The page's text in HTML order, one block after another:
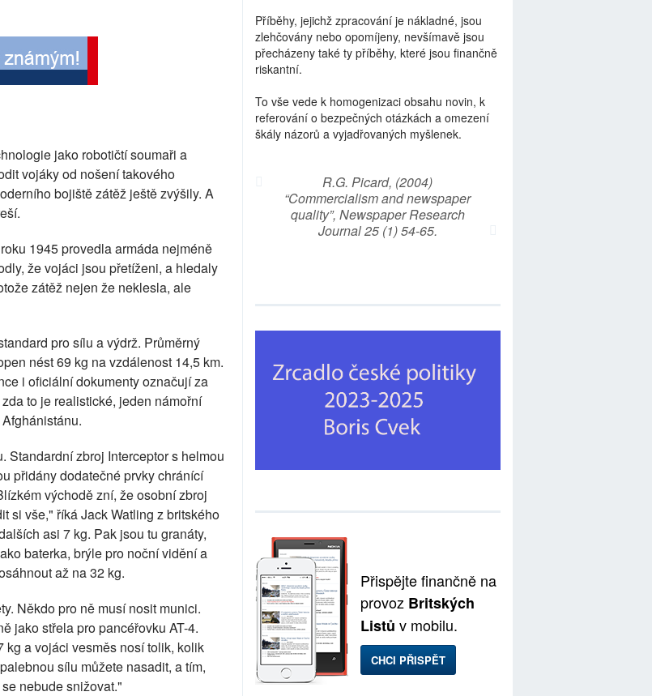
jako robotičtí soumaři a
vojáky od nošení takového
bojiště zátěž ještě zvýšily. A
1945 provedla armáda nejméně
že vojáci jsou přetíženi, a hledaly
zátěž nejen že neklesla, ale
pro sílu a výdrž. Průměrný
nést 69 kg na vzdálenost 14,5 km.
i oficiální dokumenty označují za
to je realistické, jeden námořní
zbroj Interceptor s helmou
přidány dodatečné prvky chránící
východě zní, že osobní zbroj
si vše," říká Jack Watling z britského
asi 7 kg. Pak jsou tu granáty,
baterka, brýle pro noční vidění a
až na 32 kg.
Někdo pro ně musí nosit munici.
jako střela pro pancéřovku AT-4.
kg a vojáci vesměs nosí tolik, kolik
sílu můžete nasadit, a tím,
nebude snižovat."
Příběhy, jejichž zpracování je nákladné, jsou
zlehčovány nebo opomíjeny, nevšímavě jsou
přecházeny také ty příběhy, které jsou finančně
riskantní.
To vše vede k homogenizaci obsahu novin, k
referování o bezpečných otázkách a omezení
škály názorů a vyjadřovaných myšlenek.
R.G. Picard, (2004)
“Commercialism and newspaper
quality”, Newspaper Research
Journal 25 (1) 54-65.
Přispějte finančně na
provoz Britských
Listů v mobilu.
CHCI PŘISPĚT